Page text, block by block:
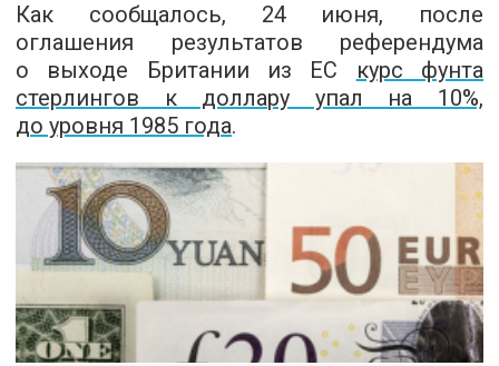
Как сообщалось, 24 июня, после
оглашения результатов референдума
о выходе Британии из ЕС курс фунта
стерлингов к доллару упал на 10%,
до уровня 1985 года.